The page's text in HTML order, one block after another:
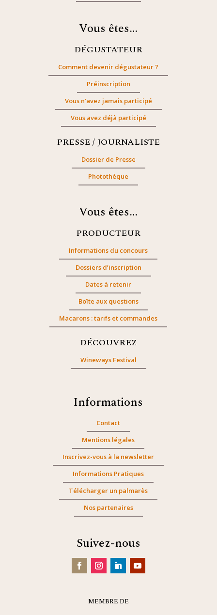
Vous êtes…
DÉGUSTATEUR
Comment devenir dégustateur ?
Préinscription
Vous n’avez jamais participé
Vous avez déjà participé
PRESSE / JOURNALISTE
Dossier de Presse
Photothèque
Vous êtes…
PRODUCTEUR
Informations du concours
Dossiers d’inscription
Dates à retenir
Boîte aux questions
Macarons : tarifs et commandes
DÉCOUVREZ
Wineways Festival
Informations
Contact
Mentions légales
Inscrivez-vous à la newsletter
Informations Pratiques
Télécharger un palmarès
Nos partenaires
Suivez-nous
MEMBRE DE